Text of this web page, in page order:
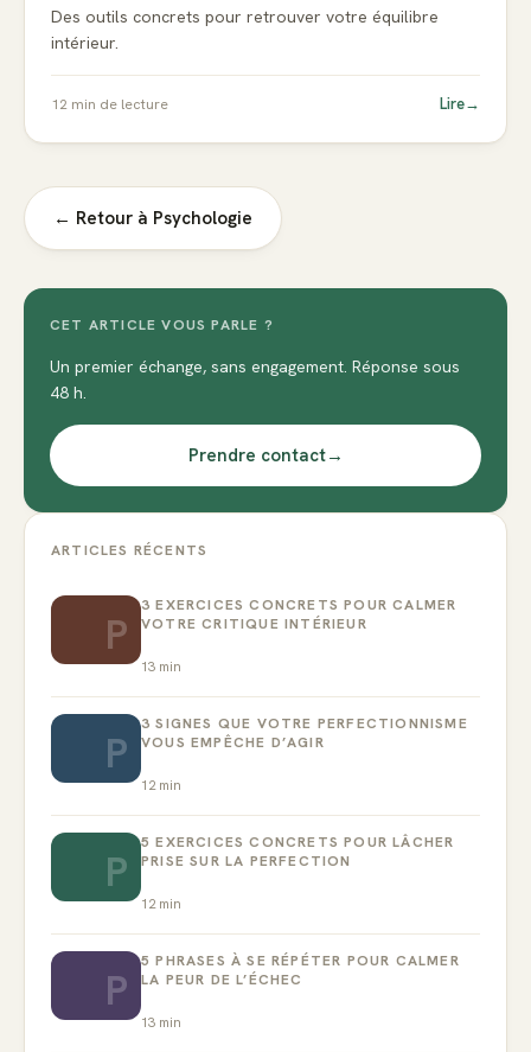
Des outils concrets pour retrouver votre équilibre
intérieur.
12 min de lecture Lire→
← Retour à Psychologie
CET ARTICLE VOUS PARLE ?
Un premier échange, sans engagement. Réponse sous
48 h.
Prendre contact→
ARTICLES RÉCENTS
P
3 EXERCICES CONCRETS POUR CALMER
VOTRE CRITIQUE INTÉRIEUR
13 min
P
3 SIGNES QUE VOTRE PERFECTIONNISME
VOUS EMPÊCHE D’AGIR
12min
P
5 EXERCICES CONCRETS POUR LÂCHER
PRISE SUR LA PERFECTION
12min
P
5 PHRASES À SE RÉPÉTER POUR CALMER
LA PEUR DE L’ÉCHEC
13 min